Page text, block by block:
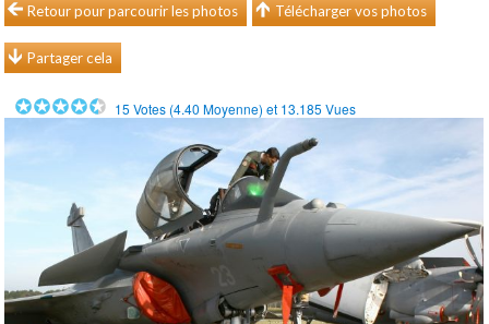
Retour pour parcourir les photos Télécharger vos photos
Partager cela
15 Votes (4.40 Moyenne) et 13.185 Vues